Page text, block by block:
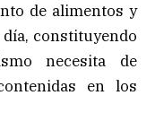
de alimentos y
constituyendo
necesita de
en los